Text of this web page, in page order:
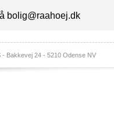
bolig@raahoej.dk
- Bakkevej 24 - 5210 Odense NV